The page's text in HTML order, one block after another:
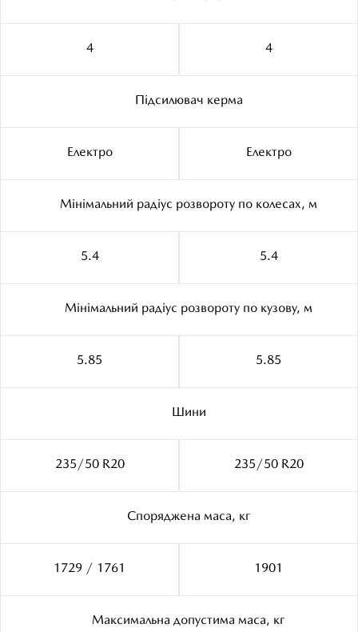
4 4
Підсилювач керма
Електро Електро
Мінімальний радіус розвороту по колесах, м
5.4 5.4
Мінімальний радіус розвороту по кузову, м
5.85 5.85
Шини
235/50 R20 235/50 R20
Споряджена маса, кг
1729 / 1761 1901
Максимальна допустима маса, кг